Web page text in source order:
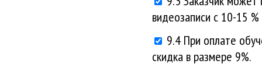
видеозаписи с 10-15
9.4 При оплате
скидка в размере 9%.